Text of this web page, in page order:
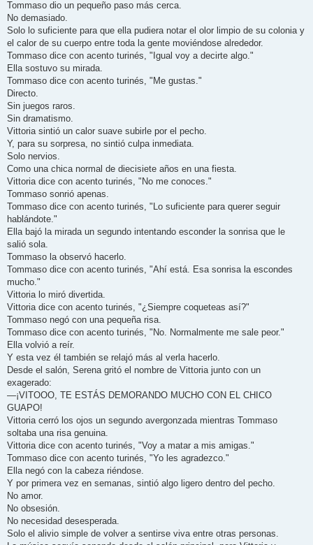
Tommaso dio un pequeño paso más cerca.
No demasiado.
Solo lo suficiente para que ella pudiera notar el olor limpio de su colonia y
el calor de su cuerpo entre toda la gente moviéndose alrededor.
Tommaso dice con acento turinés, "Igual voy a decirte algo."
Ella sostuvo su mirada.
Tommaso dice con acento turinés, "Me gustas."
Directo.
Sin juegos raros.
Sin dramatismo.
Vittoria sintió un calor suave subirle por el pecho.
Y, para su sorpresa, no sintió culpa inmediata.
Solo nervios.
Como una chica normal de diecisiete años en una fiesta.
Vittoria dice con acento turinés, "No me conoces."
Tommaso sonrió apenas.
Tommaso dice con acento turinés, "Lo suficiente para querer seguir
hablándote."
Ella bajó la mirada un segundo intentando esconder la sonrisa que le
salió sola.
Tommaso la observó hacerlo.
Tommaso dice con acento turinés, "Ahí está. Esa sonrisa la escondes
mucho."
Vittoria lo miró divertida.
Vittoria dice con acento turinés, "¿Siempre coqueteas así?"
Tommaso negó con una pequeña risa.
Tommaso dice con acento turinés, "No. Normalmente me sale peor."
Ella volvió a reír.
Y esta vez él también se relajó más al verla hacerlo.
Desde el salón, Serena gritó el nombre de Vittoria junto con un
exagerado:
—¡VITOOO, TE ESTÁS DEMORANDO MUCHO CON EL CHICO
GUAPO!
Vittoria cerró los ojos un segundo avergonzada mientras Tommaso
soltaba una risa genuina.
Vittoria dice con acento turinés, "Voy a matar a mis amigas."
Tommaso dice con acento turinés, "Yo les agradezco."
Ella negó con la cabeza riéndose.
Y por primera vez en semanas, sintió algo ligero dentro del pecho.
No amor.
No obsesión.
No necesidad desesperada.
Solo el alivio simple de volver a sentirse viva entre otras personas.